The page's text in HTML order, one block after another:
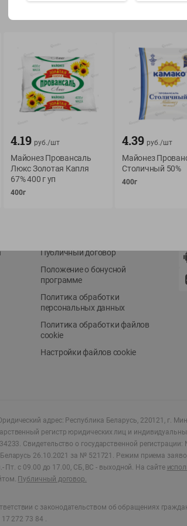
О сервисе
Возврат товара
Оформление заказа
Публичный договор
Положение о бонусной
программе
Политика обработки
персональных данных
Политика обработки файлов
cookie
Настройки файлов cookie
адрес: Республика Беларусь, 220121, г.
регистр юридических лиц и
Свидетельство о государственной
26.10.2021 за № 521721. Режим приема
Пт. с 09.00 до 17.00, СБ, ВС - выходной. На сайте
Публичный договор.
с законодательством об обращениях
272 73 84 .
4.19 руб./шт
Майонез Провансаль
Люкс Золотая Капля
67% 400 г уп
400г
4.39 руб./шт
Майонез
Столичный 50%
400г